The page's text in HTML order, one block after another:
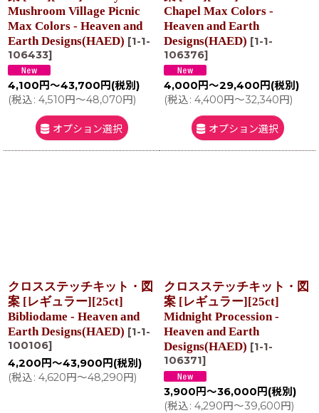
Mushroom Village Picnic
Max Colors - Heaven and
Earth Designs(HAED) [1-1-
106433]
4,100 円～43,700 円 (税別)
(税込: 4,510円～48,070円)
オプション選択
Chapel Max Colors -
Heaven and Earth
Designs(HAED) [1-1-
106376]
4,000 円～29,400 円 (税別)
(税込: 4,400円～32,340円)
オプション選択
クロスステッチキット・図
案 [レギュラー][25ct]
Bibliodame - Heaven and
Earth Designs(HAED) [1-1-
100106]
4,200 円～43,900 円 (税別)
(税込: 4,620円～48,290円)
クロスステッチキット・図
案 [レギュラー][25ct]
Midnight Procession -
Heaven and Earth
Designs(HAED) [1-1-
106371]
3,900 円～36,000 円 (税別)
(税込: 4,290円～39,600円)